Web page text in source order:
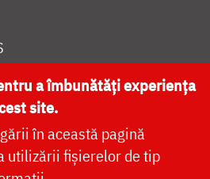
CATEDRALA NAȚIONALĂ
a îmbunătăți experiența
site.
în această pagină
utilizării fișierelor de tip